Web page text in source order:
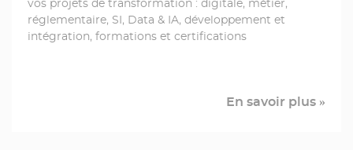
vos projets de transformation : digitale, métier,
réglementaire, SI, Data & IA, développement et
intégration, formations et certifications
En savoir plus »